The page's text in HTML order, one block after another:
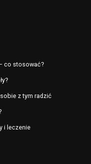
co stosować?
z tym radzić
i leczenie